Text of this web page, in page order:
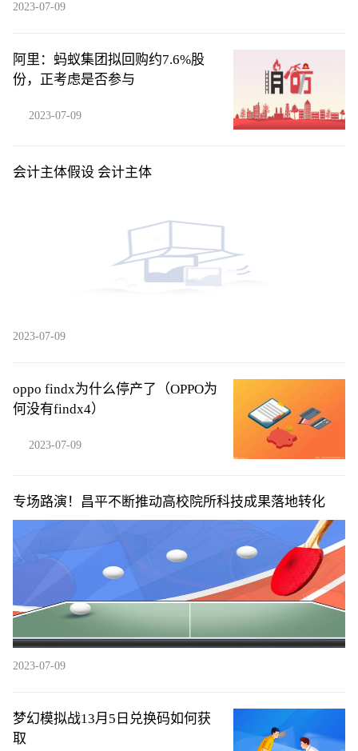
2023-07-09
阿里：蚂蚁集团拟回购约7.6%股
份，正考虑是否参与
2023-07-09
会计主体假设 会计主体
2023-07-09
oppo findx为什么停产了（OPPO为
何没有findx4）
2023-07-09
专场路演！昌平不断推动高校院所科技成果落地转化
2023-07-09
梦幻模拟战13月5日兑换码如何获
取